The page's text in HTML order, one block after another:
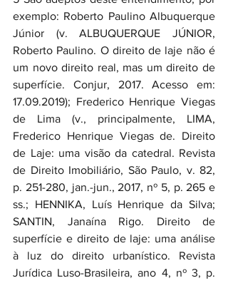
exemplo: Roberto Paulino Albuquerque
Júnior (v. ALBUQUERQUE JÚNIOR,
Roberto Paulino. O direito de laje não é
um novo direito real, mas um direito de
superfície. Conjur, 2017. Acesso em:
17.09.2019); Frederico Henrique Viegas
de Lima (v., principalmente, LIMA,
Frederico Henrique Viegas de. Direito
de Laje: uma visão da catedral. Revista
de Direito Imobiliário, São Paulo, v. 82,
p. 251-280, jan.-jun., 2017, nº 5, p. 265 e
ss.; HENNIKA, Luís Henrique da Silva;
SANTIN, Janaína Rigo. Direito de
superfície e direito de laje: uma análise
à luz do direito urbanístico. Revista
Jurídica Luso-Brasileira, ano 4, nº 3, p.